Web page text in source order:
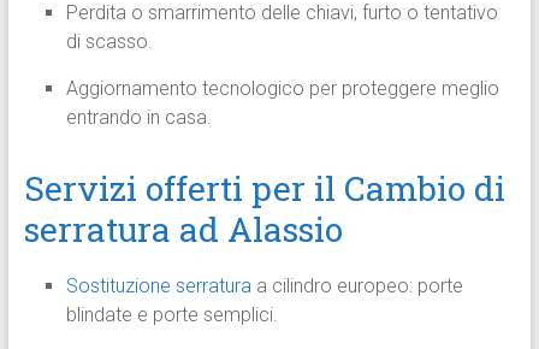
Perdita o smarrimento delle chiavi, furto o tentativo
di scasso.
Aggiornamento tecnologico per proteggere meglio
entrando in casa.
Servizi offerti per il Cambio di
serratura ad Alassio
Sostituzione serraturaa cilindro europeo: porte
blindate e porte semplici.